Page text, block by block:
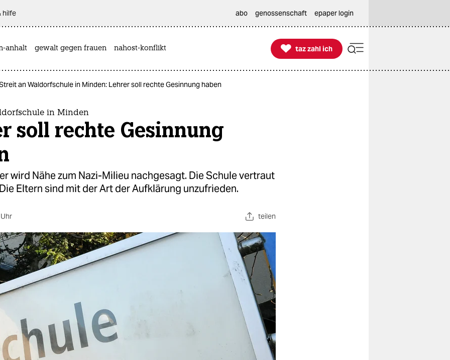
hilfe abo genossenschaft epaper login
anhalt gewalt gegen frauen nahost-konflikt 
taz zahl ich
taz zahl ich
an Waldorfschule in Minden: Lehrer soll rechte Gesinnung haben
in Minden
soll rechte Gesinnung
wird Nähe zum Nazi-Milieu nachgesagt. Die Schule vertraut
Eltern sind mit der Art der Aufklärung unzufrieden.
teilen